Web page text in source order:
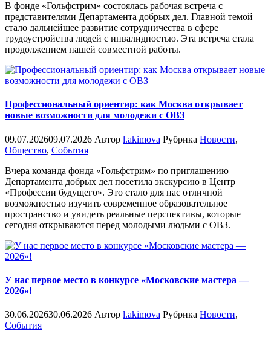
В фонде «Гольфстрим» состоялась рабочая встреча с
представителями Департамента добрых дел. Главной темой
стало дальнейшее развитие сотрудничества в сфере
трудоустройства людей с инвалидностью. Эта встреча стала
продолжением нашей совместной работы.
Профессиональный ориентир: как Москва открывает
новые возможности для молодежи с ОВЗ
09.07.202609.07.2026 Автор l.akimova Рубрика Новости,
Общество, События
Вчера команда фонда «Гольфстрим» по приглашению
Департамента добрых дел посетила экскурсию в Центр
«Профессии будущего». Это стало для нас отличной
возможностью изучить современное образовательное
пространство и увидеть реальные перспективы, которые
сегодня открываются перед молодыми людьми с ОВЗ.
У нас первое место в конкурсе «Московские мастера —
2026»!
30.06.202630.06.2026 Автор l.akimova Рубрика Новости,
События